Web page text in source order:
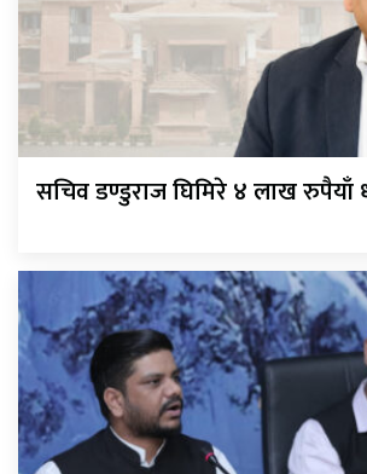
सचिव डण्डुराज घिमिरे ४ लाख रुपैयाँ